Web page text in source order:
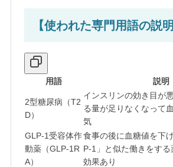
【使われた専門用語の説明
用語 説明
2型糖尿病（T2
D）
インスリンの効き目が
る量が足りなくなって
気
GLP-1受容体作
動薬（GLP-1R
A）
食事の後に血糖値を下
P-1」と似た働きをす
効果あり